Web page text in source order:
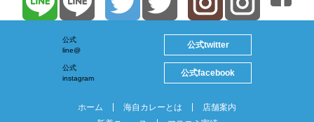
公式
line@
公式twitter
公式
instagram
公式facebook
ホーム 海自カレーとは
店舗案内